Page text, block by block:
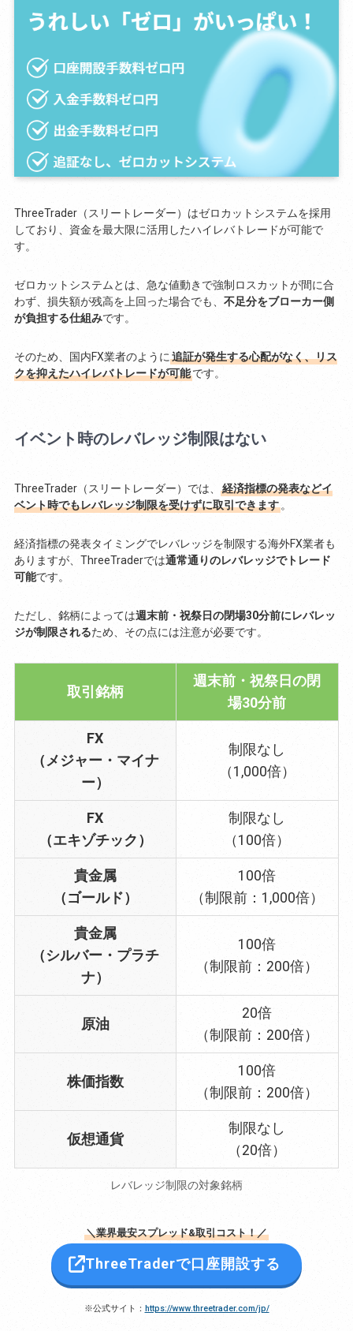
ThreeTrader（スリートレーダー）はゼロカットシステムを採用
しており、資金を最大限に活用したハイレバトレードが可能で
す。
ゼロカットシステムとは、急な値動きで強制ロスカットが間に合
わず、損失額が残高を上回った場合でも、 不足分をブローカー側
が負担する仕組みです。
そのため、国内FX業者のように 追証が発生する心配がなく、リス
クを抑えたハイレバトレードが可能です。
イベント時のレバレッジ制限はない
ThreeTrader（スリートレーダー）では、
経済指標の発表などイ
ベント時でもレバレッジ制限を受けずに取引できます。
経済指標の発表タイミングでレバレッジを制限する海外FX業者も
ありますが、ThreeTraderでは通常通りのレバレッジでトレード
可能です。
ただし、銘柄によっては週末前・祝祭日の閉場30分前にレバレッ
ジが制限されるため、その点には注意が必要です。
取引銘柄
週末前・祝祭日の閉
場30分前
FX
（メジャー・マイナ
ー）
制限なし
（1,000倍）
FX
（エキゾチック）
制限なし
（100倍）
貴金属
（ゴールド）
100倍
（制限前：1,000倍）
貴金属
（シルバー・プラチ
ナ）
100倍
（制限前：200倍）
原油
20倍
（制限前：200倍）
株価指数
100倍
（制限前：200倍）
仮想通貨
制限なし
（20倍）
レバレッジ制限の対象銘柄
＼業界最安スプレッド&取引コスト！／
ThreeTraderで口座開設する
※公式サイト： https://www.threetrader.com/jp/